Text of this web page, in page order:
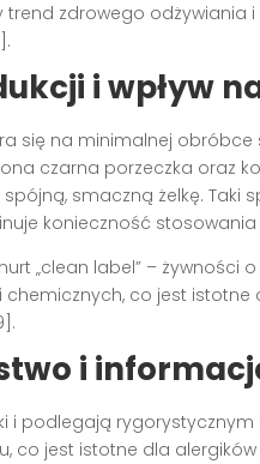
trend zdrowego odżywiania
i wpływ
się na minimalnej
czarna porzeczka oraz
smaczną żelkę. Taki
konieczność
„clean label” – żywności
co jest
i
i podlegają
co jest istotne dla